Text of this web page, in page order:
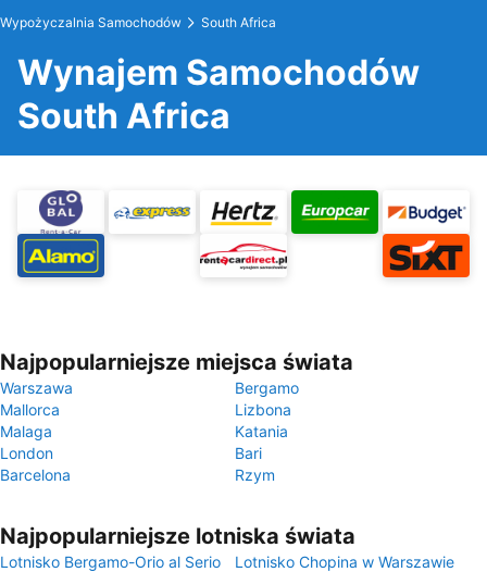
Wypożyczalnia Samochodów South Africa
Wynajem Samochodów
South Africa
Najpopularniejsze miejsca świata
Warszawa
Bergamo
Mallorca
Lizbona
Malaga
Katania
London
Bari
Barcelona
Rzym
Najpopularniejsze lotniska świata
Lotnisko Bergamo-Orio al Serio
Lotnisko Chopina w Warszawie